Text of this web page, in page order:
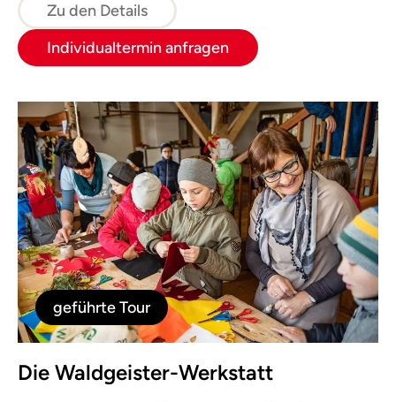
Zu den Details
Individualtermin anfragen
geführte Tour
Die Waldgeister-Werkstatt